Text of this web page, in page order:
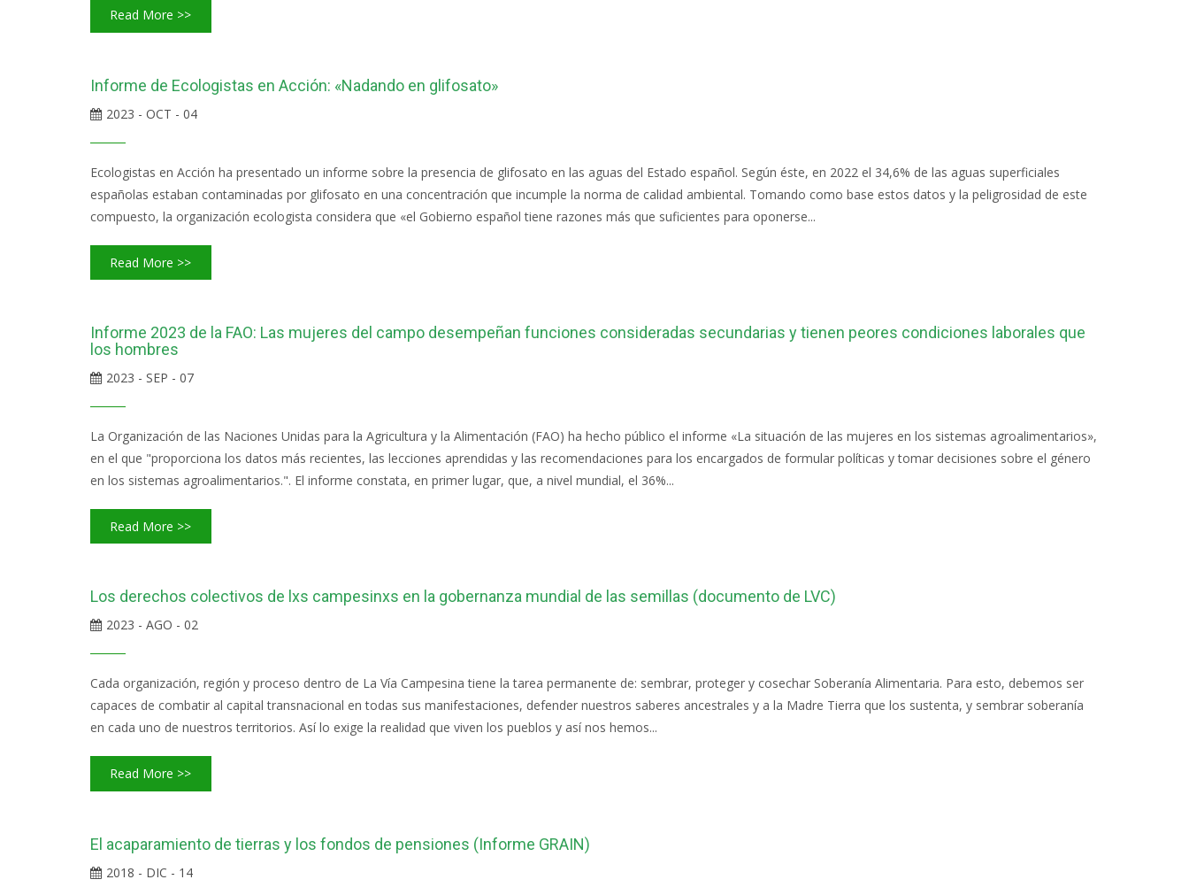
Read More >>
Informe de Ecologistas en Acción: «Nadando en glifosato»
2023 - OCT - 04
Ecologistas en Acción ha presentado un informe sobre la presencia de glifosato en las aguas del Estado español. Según éste, en 2022 el 34,6% de las aguas superficiales
españolas estaban contaminadas por glifosato en una concentración que incumple la norma de calidad ambiental. Tomando como base estos datos y la peligrosidad de este
compuesto, la organización ecologista considera que «el Gobierno español tiene razones más que suficientes para oponerse...
Read More >>
Informe 2023 de la FAO: Las mujeres del campo desempeñan funciones consideradas secundarias y tienen peores condiciones laborales que
los hombres
2023 - SEP - 07
La Organización de las Naciones Unidas para la Agricultura y la Alimentación (FAO) ha hecho público el informe «La situación de las mujeres en los sistemas agroalimentarios»,
en el que "proporciona los datos más recientes, las lecciones aprendidas y las recomendaciones para los encargados de formular políticas y tomar decisiones sobre el género
en los sistemas agroalimentarios.". El informe constata, en primer lugar, que, a nivel mundial, el 36%...
Read More >>
Los derechos colectivos de lxs campesinxs en la gobernanza mundial de las semillas (documento de LVC)
2023 - AGO - 02
Cada organización, región y proceso dentro de La Vía Campesina tiene la tarea permanente de: sembrar, proteger y cosechar Soberanía Alimentaria. Para esto, debemos ser
capaces de combatir al capital transnacional en todas sus manifestaciones, defender nuestros saberes ancestrales y a la Madre Tierra que los sustenta, y sembrar soberanía
en cada uno de nuestros territorios. Así lo exige la realidad que viven los pueblos y así nos hemos...
Read More >>
El acaparamiento de tierras y los fondos de pensiones (Informe GRAIN)
2018 - DIC - 14